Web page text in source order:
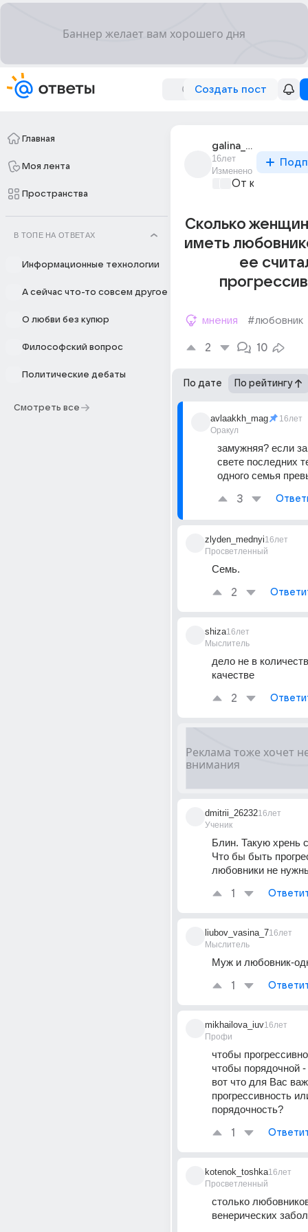
Создать пост
Главная
Моя лента
Пространства
В ТОПЕ НА ОТВЕТАХ
Информационные технологии
А сейчас что-то совсем другое
О любви без купюр
Философский вопрос
Политические дебаты
Смотреть все
galina_5039
16лет
Изменено
От колыбели
Сколько
иметь
ее
мнения #любовник
2 10
По дате По рейтингу
avlaakkh_mag
Оракул
16лет
замужняя? если
свете последних
одного семья
3
zlyden_mednyi
Просветленный
16лет
Семь.
2
shiza
Мыслитель
16лет
дело не в
качестве
2
dmitrii_26232
Ученик
16лет
Блин. Такую хрень
Что бы быть
любовники не
1
liubov_vasina_7
Мыслитель
16лет
Муж и любовник-
1
mikhailova_iuv
Профи
16лет
чтобы
чтобы порядочной -
вот что для Вас
прогрессивность
порядочность?
1
kotenok_toshka
Просветленный
16лет
столько
венерических